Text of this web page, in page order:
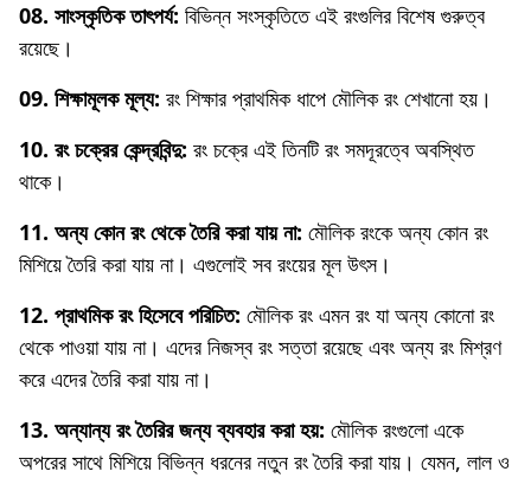
08. সাংস্কৃতিক তাৎপর্য: বিভিন্ন সংস্কৃতিতে এই রংগুলির বিশেষ গুরুত্ব
রয়েছে।
09. শিক্ষামূলক মূল্য: রং শিক্ষার প্রাথমিক ধাপে মৌলিক রং শেখানো হয়।
10. রং চক্রের কেন্দ্রবিন্দু: রং চক্রে এই তিনটি রং সমদূরত্বে অবস্থিত
থাকে।
11. অন্য কোন রং থেকে তৈরি করা যায় না: মৌলিক রংকে অন্য কোন রং
মিশিয়ে তৈরি করা যায় না। এগুলোই সব রংয়ের মূল উৎস।
12. প্রাথমিক রং হিসেবে পরিচিত: মৌলিক রং এমন রং যা অন্য কোনো রং
থেকে পাওয়া যায় না। এদের নিজস্ব রং সত্তা রয়েছে এবং অন্য রং মিশ্রণ
করে এদের তৈরি করা যায় না।
13. অন্যান্য রং তৈরির জন্য ব্যবহার করা হয়: মৌলিক রংগুলো একে
অপরের সাথে মিশিয়ে বিভিন্ন ধরনের নতুন রং তৈরি করা যায়। যেমন, লাল ও